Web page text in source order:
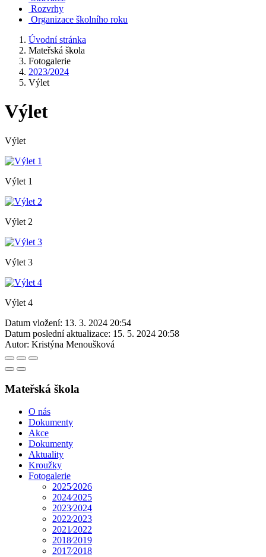
Rozvrhy
Organizace školního roku
Úvodní stránka
Mateřská škola
Fotogalerie
2023/2024
Výlet
Výlet
Výlet
Výlet 1
Výlet 2
Výlet 3
Výlet 4
Datum vložení: 13. 3. 2024 20:54
Datum poslední aktualizace: 15. 5. 2024 20:58
Autor: Kristýna Menoušková
Mateřská škola
O nás
Dokumenty
Akce
Dokumenty
Aktuality
Kroužky
Fotogalerie
2025⁄2026
2024⁄2025
2023⁄2024
2022⁄2023
2021⁄2022
2018⁄2019
2017⁄2018